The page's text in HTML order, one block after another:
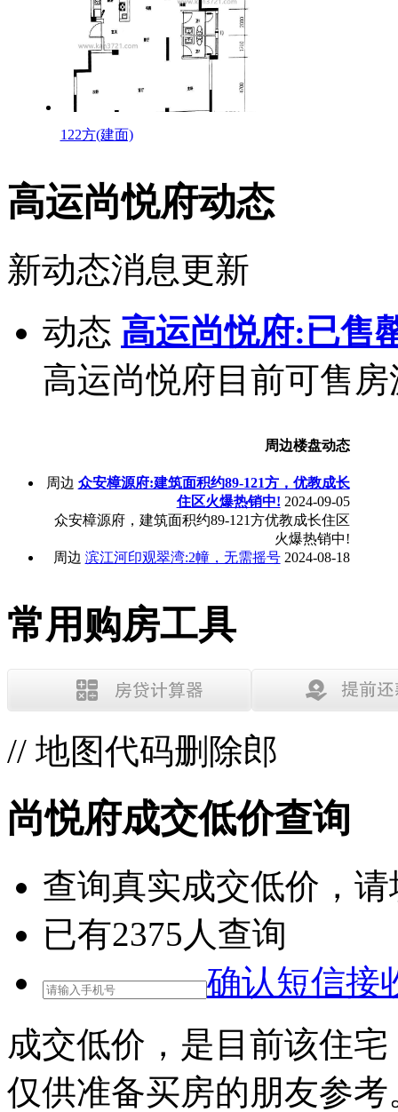
122方(建面)
高运尚悦府动态
新动态消息更新
动态 高运尚悦府:已售
高运尚悦府目前可售
周边楼盘动态
周边 众安樟源府:建筑面积约89-121方，优教成长
住区火爆热销中! 2024-09-05
众安樟源府，建筑面积约89-121方优教成长住区
火爆热销中!
周边 滨江河印观翠湾:2幢，无需摇号 2024-08-18
常用购房工具
// 地图代码删除郎
尚悦府成交低价查询
查询真实成交低价 ，
已有2375 人查询
确认短信接
成交低价，是目前该住
仅供准备买房的朋友参